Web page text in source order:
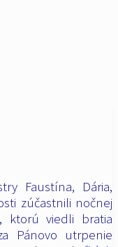
Faustína, Dária,
zúčastnili nočnej
ktorú viedli bratia
Pánovo utrpenie